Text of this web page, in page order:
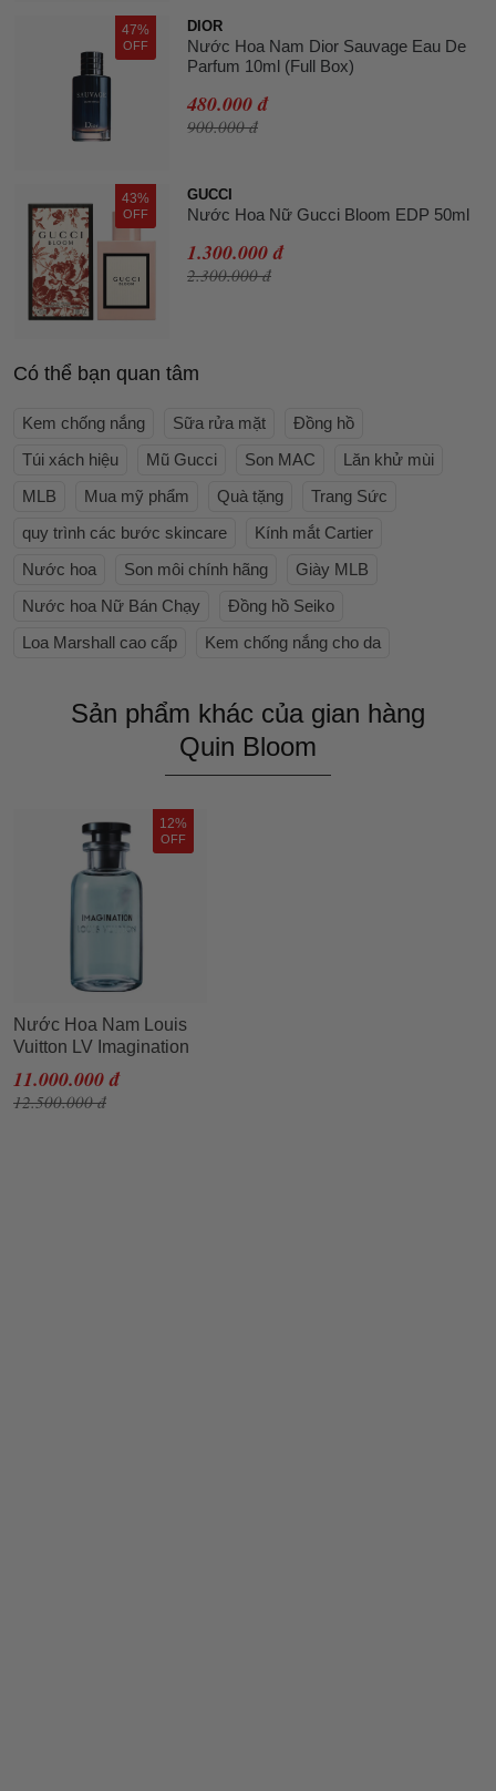
47%
OFF
DIOR
Nước Hoa Nam Dior Sauvage Eau De
Parfum 10ml (Full Box)
480.000 đ
900.000 đ
43%
OFF
GUCCI
Nước Hoa Nữ Gucci Bloom EDP 50ml
1.300.000 đ
2.300.000 đ
Có thể bạn quan tâm
Kem chống nắng Sữa rửa mặt
Đồng hồ
Túi xách hiệu
Mũ Gucci Son MAC
Lăn khử mùi
MLB
Mua mỹ phẩm Quà tặng
Trang Sức
quy trình các bước skincare
Kính mắt Cartier
Nước hoa
Son môi chính hãng
Giày MLB
Nước hoa Nữ Bán Chạy
Đồng hồ Seiko
Loa Marshall cao cấp
Kem chống nắng cho da
Sản phẩm khác của gian hàng
Quin Bloom
12%
OFF
Nước Hoa Nam Louis
Vuitton LV Imagination
100ml
11.000.000 đ
12.500.000 đ